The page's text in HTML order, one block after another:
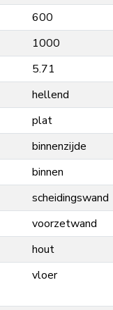
600
1000
5.71
hellend
plat
binnenzijde
binnen
scheidingswand
voorzetwand
hout
vloer